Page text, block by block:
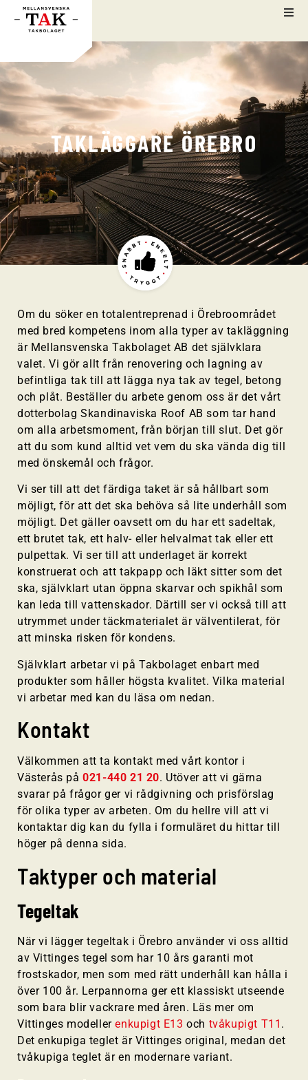
TAKLÄGGARE ÖREBRO
Om du söker en totalentreprenad i Örebroområdet
med bred kompetens inom alla typer av takläggning
är Mellansvenska Takbolaget AB det självklara
valet. Vi gör allt från renovering och lagning av
befintliga tak till att lägga nya tak av tegel, betong
och plåt. Beställer du arbete genom oss är det vårt
dotterbolag Skandinaviska Roof AB som tar hand
om alla arbetsmoment, från början till slut. Det gör
att du som kund alltid vet vem du ska vända dig till
med önskemål och frågor.
Vi ser till att det färdiga taket är så hållbart som
möjligt, för att det ska behöva så lite underhåll som
möjligt. Det gäller oavsett om du har ett sadeltak,
ett brutet tak, ett halv- eller helvalmat tak eller ett
pulpettak. Vi ser till att underlaget är korrekt
konstruerat och att takpapp och läkt sitter som det
ska, självklart utan öppna skarvar och spikhål som
kan leda till vattenskador. Därtill ser vi också till att
utrymmet under täckmaterialet är välventilerat, för
att minska risken för kondens.
Självklart arbetar vi på Takbolaget enbart med
produkter som håller högsta kvalitet. Vilka material
vi arbetar med kan du läsa om nedan.
Kontakt
Välkommen att ta kontakt med vårt kontor i
Västerås på021-440 21 20. Utöver att vi gärna
svarar på frågor ger vi rådgivning och prisförslag
för olika typer av arbeten. Om du hellre vill att vi
kontaktar dig kan du fylla i formuläret du hittar till
höger på denna sida.
Taktyper och material
Tegeltak
När vi lägger tegeltak i Örebro använder vi oss alltid
av Vittinges tegel som har 10 års garanti mot
frostskador, men som med rätt underhåll kan hålla i
över 100 år. Lerpannorna ger ett klassiskt utseende
som bara blir vackrare med åren. Läs mer om
Vittinges modellerenkupigt E13 och tvåkupigt T11 .
Det enkupiga teglet är Vittinges original, medan det
tvåkupiga teglet är en modernare variant.